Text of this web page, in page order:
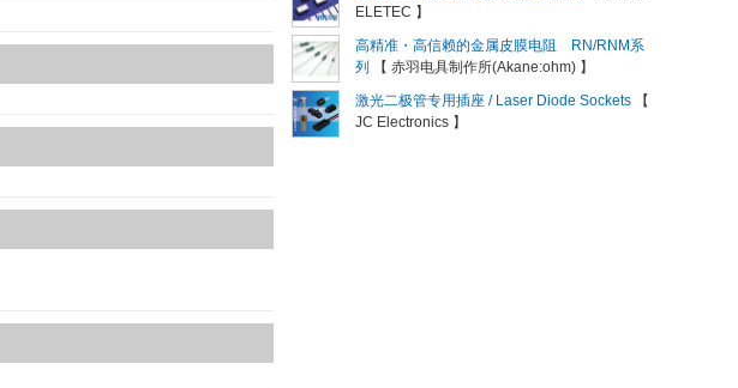
ELETEC 】
高精准・高信赖的金属皮膜电阻 RN/RNM系
列
【 赤羽电具制作所(Akane:ohm) 】
激光二极管专用插座 / Laser Diode Sockets
【
JC Electronics 】